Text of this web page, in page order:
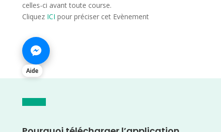
celles-ci avant toute course.
Cliquez ICI pour préciser cet Evènement
Aide